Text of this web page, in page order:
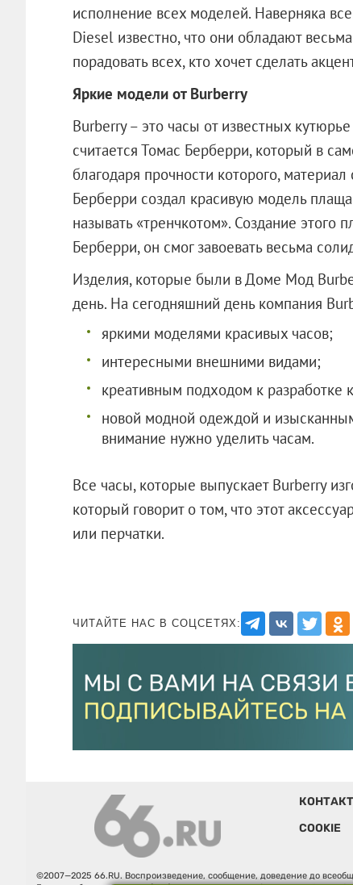
исполнение всех моделей. Наверняка
Diesel известно, что они обладают
порадовать всех, кто хочет сделать
Яркие модели от Burberry
Burberry – это часы от известных
считается Томас Берберри, который в
благодаря прочности которого,
Берберри создал красивую модель
называть «тренчкотом». Создание этого
Берберри, он смог завоевать весьма
Изделия, которые были в Доме Мод
день. На сегодняшний день компания
яркими моделями красивых часов;
интересными внешними видами;
креативным подходом к разработке
новой модной одеждой и
внимание нужно уделить часам.
Все часы, которые выпускает Burberry
который говорит о том, что этот
или перчатки.
ЧИТАЙТЕ НАС В СОЦСЕТЯХ:
COOKIE
©2007—2025 66.RU. Воспроизведение, сообщение, доведение до